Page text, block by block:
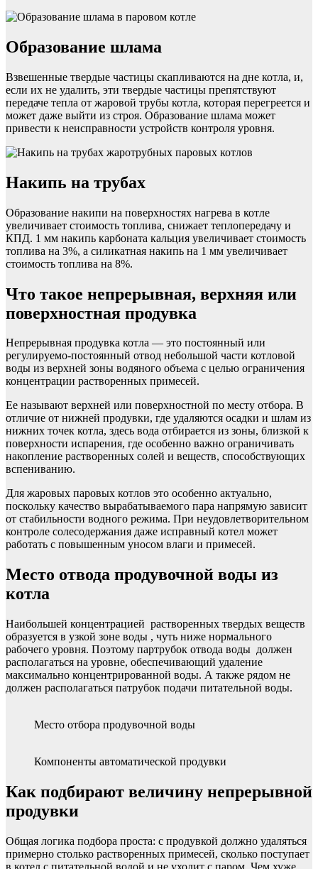
Образование шлама
Взвешенные твердые частицы скапливаются на дне котла, и,
если их не удалить, эти твердые частицы препятствуют
передаче тепла от жаровой трубы котла, которая перегреется и
может даже выйти из строя. Образование шлама может
привести к неисправности устройств контроля уровня.
Накипь на трубах
Образование накипи на поверхностях нагрева в котле
увеличивает стоимость топлива, снижает теплопередачу и
КПД. 1 мм накипь карбоната кальция увеличивает стоимость
топлива на 3%, а силикатная накипь на 1 мм увеличивает
стоимость топлива на 8%.
Что такое непрерывная, верхняя или
поверхностная продувка
Непрерывная продувка котла — это постоянный или
регулируемо-постоянный отвод небольшой части котловой
воды из верхней зоны водяного объема с целью ограничения
концентрации растворенных примесей.
Ее называют верхней или поверхностной по месту отбора. В
отличие от нижней продувки, где удаляются осадки и шлам из
нижних точек котла, здесь вода отбирается из зоны, близкой к
поверхности испарения, где особенно важно ограничивать
накопление растворенных солей и веществ, способствующих
вспениванию.
Для жаровых паровых котлов это особенно актуально,
поскольку качество вырабатываемого пара напрямую зависит
от стабильности водного режима. При неудовлетворительном
контроле солесодержания даже исправный котел может
работать с повышенным уносом влаги и примесей.
Место отвода продувочной воды из
котла
Наибольшей концентрацией растворенных твердых веществ
образуется в узкой зоне воды , чуть ниже нормального
рабочего уровня. Поэтому партрубок отвода воды должен
располагаться на уровне, обеспечивающий удаление
максимально концентрированной воды. А также рядом не
должен располагаться патрубок подачи питательной воды.
Место отбора продувочной воды
Компоненты автоматической продувки
Как подбирают величину непрерывной
продувки
Общая логика подбора проста: с продувкой должно удаляться
примерно столько растворенных примесей, сколько поступает
в котел с питательной водой и не уходит с паром. Чем хуже